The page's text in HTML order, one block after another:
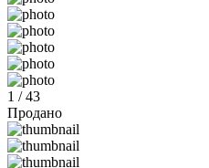
1 / 43
Продано